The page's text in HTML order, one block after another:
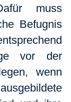
muss
Befugnis
vor der
wenn